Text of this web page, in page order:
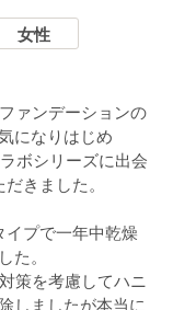
女性
ァンデーションの
になりはじめ
ボシリーズに出会
きました。
イプで一年中乾燥
た。
策を考慮してハニ
しましたが本当に